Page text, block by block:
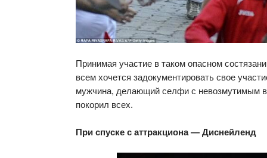
Принимая участие в таком опасном
всем хочется задокументировать свое
мужчина, делающий селфи с невозмутимым
покорил всех.
При спуске с аттракциона — Диснейленд